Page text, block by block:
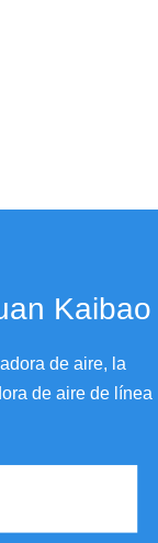
Kaibao
de aire, la
de aire de línea